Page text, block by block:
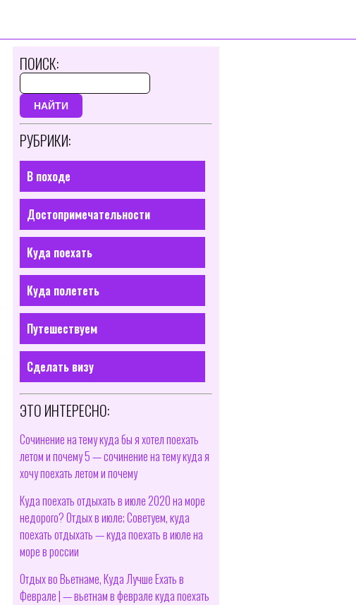
ПОИСК:
НАЙТИ
РУБРИКИ:
В походе
Достопримечательности
Куда поехать
Куда полететь
Путешествуем
Сделать визу
ЭТО ИНТЕРЕСНО:
Сочинение на тему куда бы я хотел поехать
летом и почему 5 — сочинение на тему куда я
хочу поехать летом и почему
Куда поехать отдыхать в июле 2020 на море
недорого? Отдых в июле; Советуем, куда
поехать отдыхать — куда поехать в июле на
море в россии
Отдых во Вьетнаме, Куда Лучше Ехать в
Феврале | — вьетнам в феврале куда поехать